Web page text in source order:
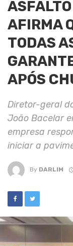
AFIRMA
TODAS
APÓS
Diretor-geral
João Bacelar
empresa
iniciar a
By DARLIM